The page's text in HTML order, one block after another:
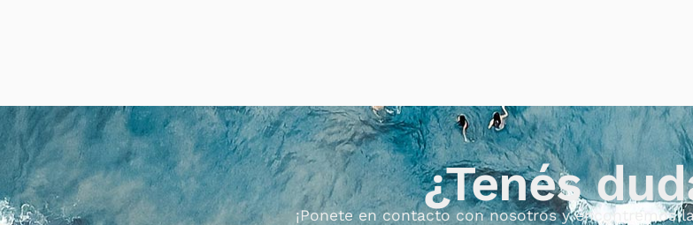
¿Tenés
¡Ponete en contacto con nosotros y encontremos